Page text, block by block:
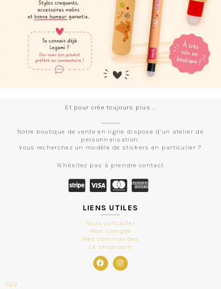
2 avis
Et pour crée toujours plus …
Notre boutique de vente en ligne dispose d’un atelier de
personnalisation.
Vous recherchez un modèle de stickers en particulier ?
N’hésitez pas à prendre contact
LIENS UTILES
Nous contacter
Mon Compte
Mes commandes
Le showroom
CGV